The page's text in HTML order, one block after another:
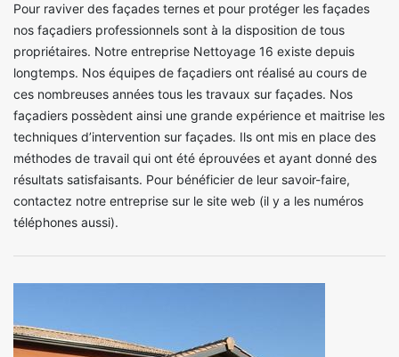
Pour raviver des façades ternes et pour protéger les façades
nos façadiers professionnels sont à la disposition de tous
propriétaires. Notre entreprise Nettoyage 16 existe depuis
longtemps. Nos équipes de façadiers ont réalisé au cours de
ces nombreuses années tous les travaux sur façades. Nos
façadiers possèdent ainsi une grande expérience et maitrise les
techniques d’intervention sur façades. Ils ont mis en place des
méthodes de travail qui ont été éprouvées et ayant donné des
résultats satisfaisants. Pour bénéficier de leur savoir-faire,
contactez notre entreprise sur le site web (il y a les numéros
téléphones aussi).